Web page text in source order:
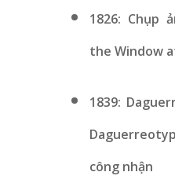
1826: Chụp
the Window
1839:
công nhận